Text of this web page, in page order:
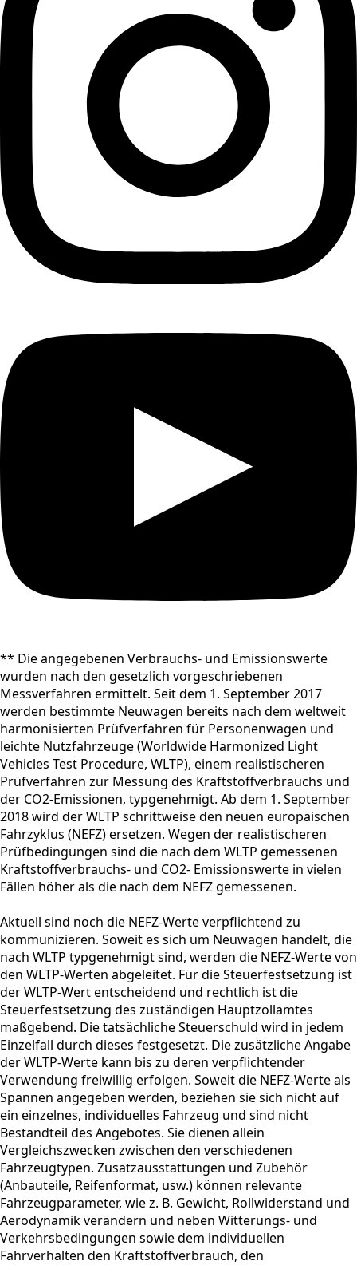
** Die angegebenen Verbrauchs- und Emissionswerte
wurden nach den gesetzlich vorgeschriebenen
Messverfahren ermittelt. Seit dem 1. September 2017
werden bestimmte Neuwagen bereits nach dem weltweit
harmonisierten Prüfverfahren für Personenwagen und
leichte Nutzfahrzeuge (Worldwide Harmonized Light
Vehicles Test Procedure, WLTP), einem realistischeren
Prüfverfahren zur Messung des Kraftstoffverbrauchs und
der CO2-Emissionen, typgenehmigt. Ab dem 1. September
2018 wird der WLTP schrittweise den neuen europäischen
Fahrzyklus (NEFZ) ersetzen. Wegen der realistischeren
Prüfbedingungen sind die nach dem WLTP gemessenen
Kraftstoffverbrauchs- und CO2- Emissionswerte in vielen
Fällen höher als die nach dem NEFZ gemessenen.
Aktuell sind noch die NEFZ-Werte verpflichtend zu
kommunizieren. Soweit es sich um Neuwagen handelt, die
nach WLTP typgenehmigt sind, werden die NEFZ-Werte von
den WLTP-Werten abgeleitet. Für die Steuerfestsetzung ist
der WLTP-Wert entscheidend und rechtlich ist die
Steuerfestsetzung des zuständigen Hauptzollamtes
maßgebend. Die tatsächliche Steuerschuld wird in jedem
Einzelfall durch dieses festgesetzt. Die zusätzliche Angabe
der WLTP-Werte kann bis zu deren verpflichtender
Verwendung freiwillig erfolgen. Soweit die NEFZ-Werte als
Spannen angegeben werden, beziehen sie sich nicht auf
ein einzelnes, individuelles Fahrzeug und sind nicht
Bestandteil des Angebotes. Sie dienen allein
Vergleichszwecken zwischen den verschiedenen
Fahrzeugtypen. Zusatzausstattungen und Zubehör
(Anbauteile, Reifenformat, usw.) können relevante
Fahrzeugparameter, wie z. B. Gewicht, Rollwiderstand und
Aerodynamik verändern und neben Witterungs- und
Verkehrsbedingungen sowie dem individuellen
Fahrverhalten den Kraftstoffverbrauch, den